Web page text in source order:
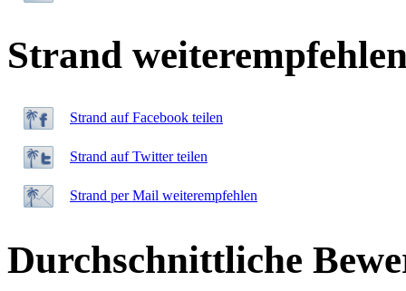
Strand
Strand auf Facebook teilen
Strand auf Twitter teilen
Strand per Mail weiterempfehlen
Durchschnittliche